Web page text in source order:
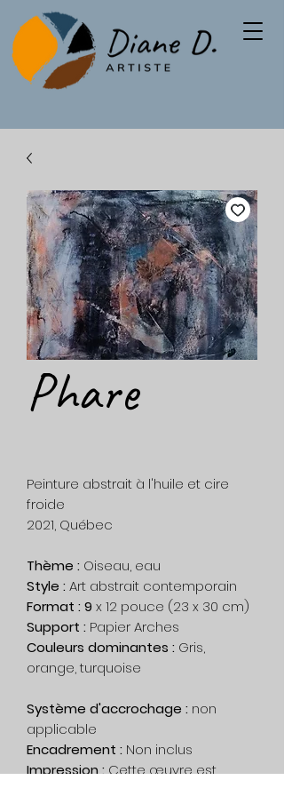
Phare
Peinture abstrait à l'huile et cire
froide
2021, Québec
Thème : Oiseau, eau
Style : Art abstrait contemporain
Format : 9 x 12 pouce (23 x 30 cm)
Support : Papier Arches
Couleurs dominantes : Gris,
orange, turquoise
Système d'accrochage : non
applicable
Encadrement : Non inclus
Impression :Cette œuvre est